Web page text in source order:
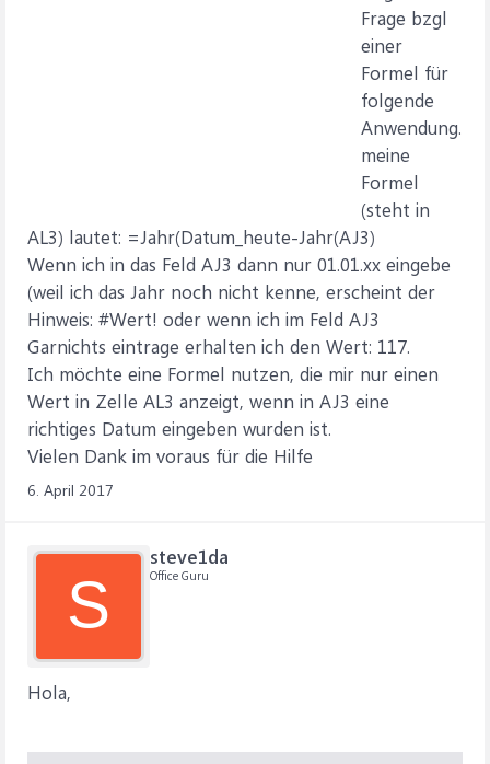
Frage bzgl
einer
Formel für
folgende
Anwendung.
meine
Formel
(steht in
AL3) lautet: =Jahr(Datum_heute-Jahr(AJ3)
Wenn ich in das Feld AJ3 dann nur 01.01.xx eingebe
(weil ich das Jahr noch nicht kenne, erscheint der
Hinweis: #Wert! oder wenn ich im Feld AJ3
Garnichts eintrage erhalten ich den Wert: 117.
Ich möchte eine Formel nutzen, die mir nur einen
Wert in Zelle AL3 anzeigt, wenn in AJ3 eine
richtiges Datum eingeben wurden ist.
Vielen Dank im voraus für die Hilfe
6. April 2017
S
steve1da
Office Guru
Hola,